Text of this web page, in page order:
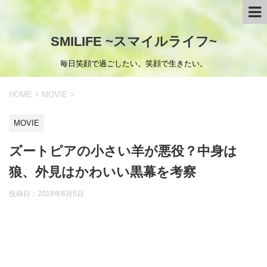
SMILIFE ~スマイルライフ~
毎日笑顔で過ごしたい。笑顔で生きたい。
HOME > MOVIE >
MOVIE
ズートピアの小さい羊が悪役？中身は
狼、外見はかわいい黒幕を考察
投稿日： 2018年6月5日